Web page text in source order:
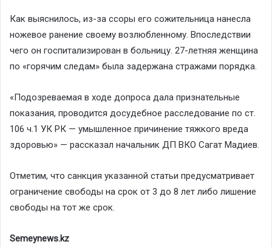
Как выяснилось, из-за ссоры его сожительница нанесла
ножевое ранение своему возлюбленному. Впоследствии
чего он госпитализирован в больницу. 27-летняя женщина
по «горячим следам» была задержана стражами порядка.
«Подозреваемая в ходе допроса дала признательные
показания, проводится досудебное расследование по ст.
106 ч.1 УК РК — умышленное причинение тяжкого вреда
здоровью» — рассказал начальник ДП ВКО Сагат Мадиев.
Отметим, что санкция указанной статьи предусматривает
ограничение свободы на срок от 3 до 8 лет либо лишение
свободы на тот же срок.
Semeynews.kz